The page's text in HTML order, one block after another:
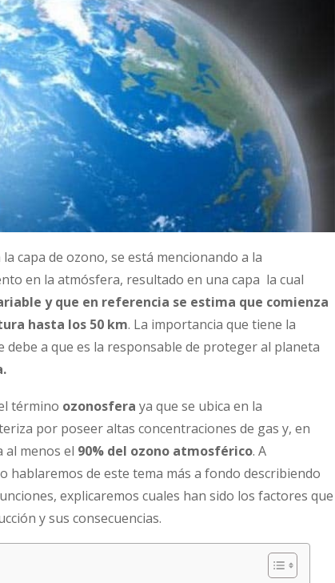
capa de ozono, se está mencionando a la
en la atmósfera, resultado en una capa la cual
y que en referencia se estima que comienza
hasta los 50 km. La importancia que tiene la
debe a que es la responsable de proteger al planeta
término ozonosfera ya que se ubica en la
por poseer altas concentraciones de gas y, en
al menos el 90% del ozono atmosférico. A
hablaremos de este tema más a fondo describiendo
explicaremos cuales han sido los factores que
y sus consecuencias.